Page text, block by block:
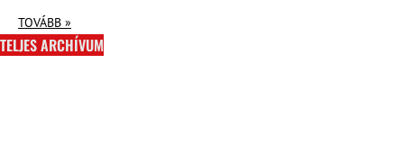
TOVÁBB »
TELJES ARCHÍVUM